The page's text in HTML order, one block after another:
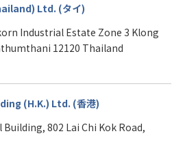
Ltd. (タイ)
Industrial Estate Zone 3 Klong
12120 Thailand
(H.K.) Ltd. (香港)
802 Lai Chi Kok Road,